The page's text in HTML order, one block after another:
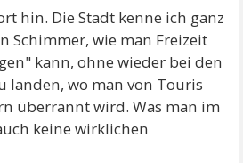
hin. Die Stadt kenne ich ganz
Schimmer, wie man Freizeit
kann, ohne wieder bei den
landen, wo man von Touris
überrannt wird. Was man im
keine wirklichen